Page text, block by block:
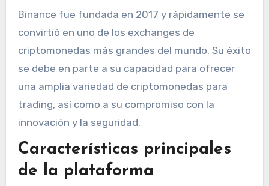
Binance fue fundada en 2017 y rápidamente se
convirtió en uno de los exchanges de
criptomonedas más grandes del mundo. Su éxito
se debe en parte a su capacidad para ofrecer
una amplia variedad de criptomonedas para
trading, así como a su compromiso con la
innovación y la seguridad.
Características principales
de la plataforma